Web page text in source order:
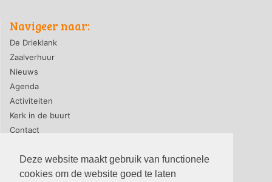
Deze website maakt gebruik van functionele
cookies om de website goed te laten
Navigeer naar:
De Drieklank
Zaalverhuur
Nieuws
Agenda
Activiteiten
Kerk in de buurt
Contact
privacyverklaring|contact webmaster